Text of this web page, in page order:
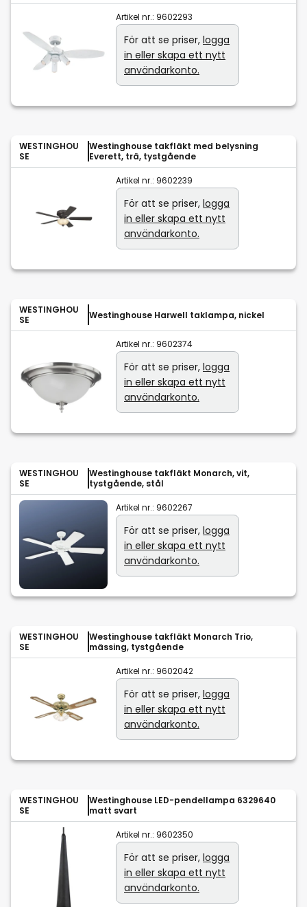
Artikel nr.: 9602293
För att se priser, logga
in eller skapa ett nytt
användarkonto.
WESTINGHOU
SE
Westinghouse takfläkt med belysning
Everett, trä, tystgående
Artikel nr.: 9602239
För att se priser, logga
in eller skapa ett nytt
användarkonto.
WESTINGHOU
SE
Westinghouse Harwell taklampa, nickel
Artikel nr.: 9602374
För att se priser, logga
in eller skapa ett nytt
användarkonto.
WESTINGHOU
SE
Westinghouse takfläkt Monarch, vit,
tystgående, stål
Artikel nr.: 9602267
För att se priser, logga
in eller skapa ett nytt
användarkonto.
WESTINGHOU
SE
Westinghouse takfläkt Monarch Trio,
mässing, tystgående
Artikel nr.: 9602042
För att se priser, logga
in eller skapa ett nytt
användarkonto.
WESTINGHOU
SE
Westinghouse LED-pendellampa 6329640
matt svart
Artikel nr.: 9602350
För att se priser, logga
in eller skapa ett nytt
användarkonto.